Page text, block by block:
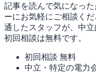
記事を読んで気になっ
ーにお気軽にご相談く
通したスタッフが、中
初回相談は無料です。
初回相談 無料
中立・特定の電力